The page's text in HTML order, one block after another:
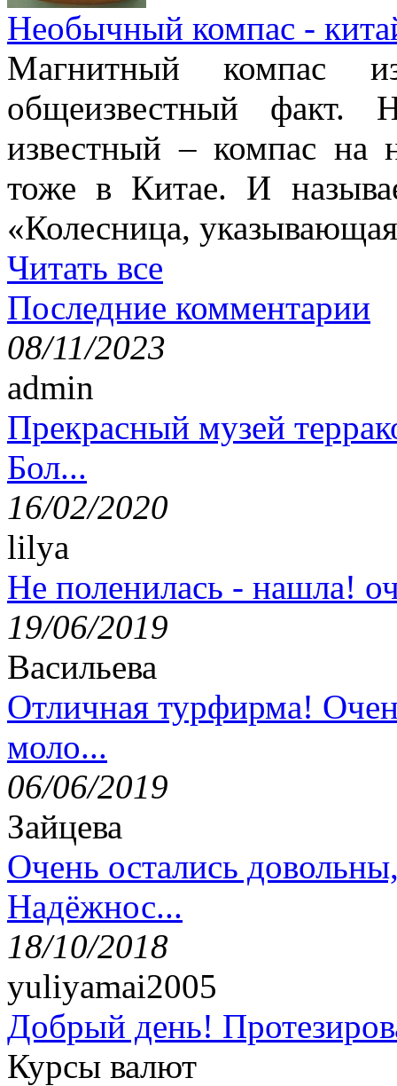
Необычный компас -
Магнитный компас
общеизвестный факт.
известный – компас на
тоже в Китае. И
«Колесница,
Читать все
Последние комментарии
08/11/2023
admin
Прекрасный музей
Бол...
16/02/2020
lilya
Не поленилась - нашла!
19/06/2019
Васильева
Отличная турфирма!
моло...
06/06/2019
Зайцева
Очень остались
Надёжнос...
18/10/2018
yuliyamai2005
Добрый день!
Курсы валют